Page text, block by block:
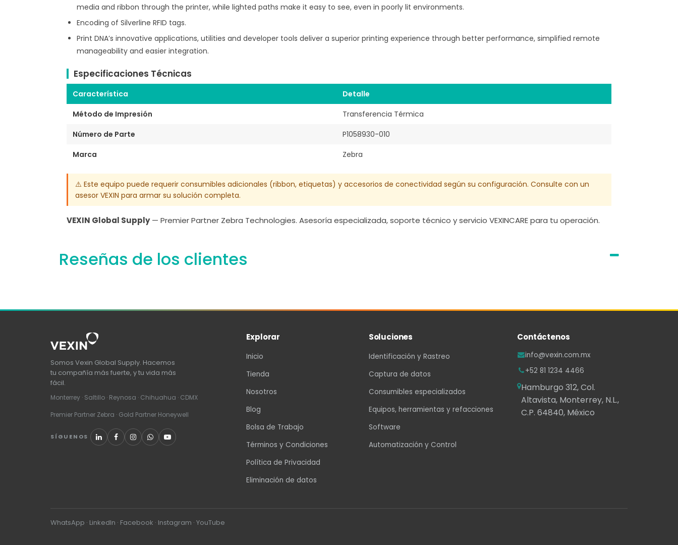
media and ribbon through the printer, while lighted paths make it easy to see, even in poorly lit environments.
Encoding of Silverline RFID tags.
Print DNA’s innovative applications, utilities and developer tools deliver a superior printing experience through better performance, simplified remote
manageability and easier integration.
Especificaciones Técnicas
Característica
Detalle
Método de Impresión
Transferencia Térmica
Número de Parte
P1058930-010
Marca
Zebra
⚠️ Este equipo puede requerir consumibles adicionales (ribbon, etiquetas) y accesorios de conectividad según su configuración. Consulte con un
asesor VEXIN para armar su solución completa.
VEXIN Global Supply— Premier Partner Zebra Technologies. Asesoría especializada, soporte técnico y servicio VEXINCARE para tu operación.
Reseñas de los clientes
Somos Vexin Global Supply. Hacemos
tu compañía más fuerte, y tu vida más
fácil.
Monterrey · Saltillo · Reynosa · Chihuahua · CDMX
Premier Partner Zebra · Gold Partner Honeywell
SÍGUENOS
Explorar
Inicio
Tienda
Nosotros
Blog
Bolsa de Trabajo
Términos y Condiciones
Política de Privacidad
Eliminación de datos
Soluciones
Identificación y Rastreo
Captura de datos
Consumibles especializados
Equipos, herramientas y refacciones
Software
Automatización y Control
Contáctenos
info@vexin.com.mx
+52 81 1234 4466
Hamburgo 312, Col.
Altavista, Monterrey, N.L.,
C.P. 64840, México
WhatsApp · LinkedIn · Facebook · Instagram · YouTube